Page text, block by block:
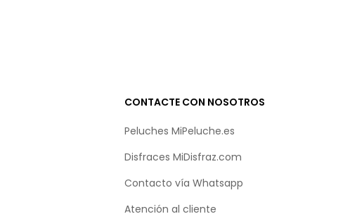
CONTACTE CON NOSOTROS
Peluches MiPeluche.es
Disfraces MiDisfraz.com
Contacto vía Whatsapp
Atención al cliente